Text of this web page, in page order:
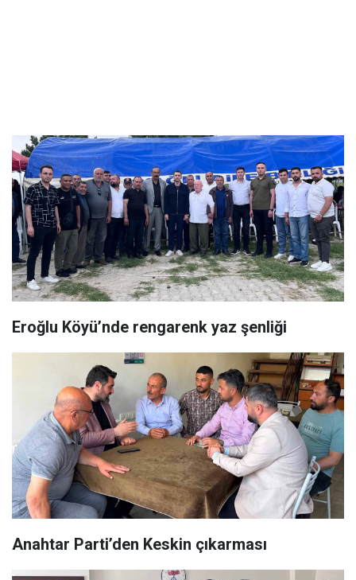
Eroğlu Köyü’nde rengarenk yaz şenliği
Anahtar Parti’den Keskin çıkarması